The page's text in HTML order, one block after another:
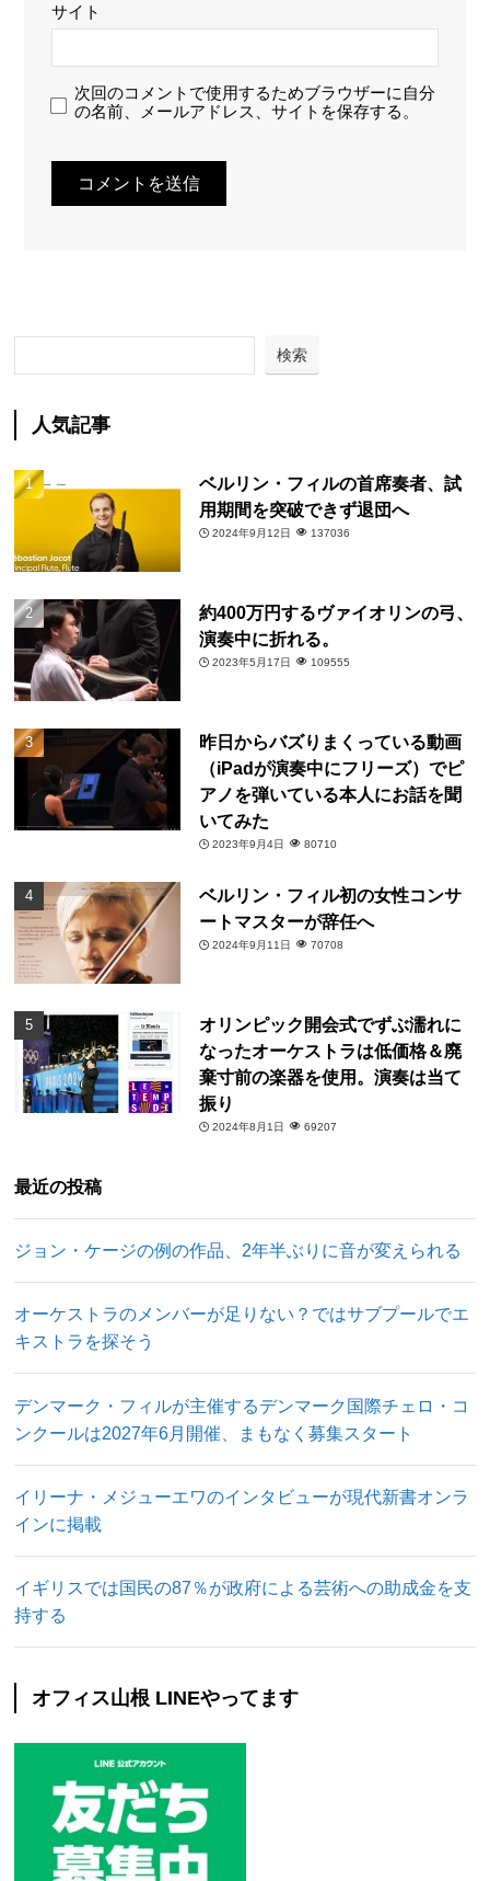
サイト
次回のコメントで使用するためブラウザーに自分
の名前、メールアドレス、サイトを保存する。
検索
人気記事
ベルリン・フィルの首席奏者、試
用期間を突破できず退団へ
2024年9月12日 137036
約400万円するヴァイオリンの弓、
演奏中に折れる。
2023年5月17日 109555
昨日からバズりまくっている動画
（iPadが演奏中にフリーズ）でピ
アノを弾いている本人にお話を聞
いてみた
2023年9月4日 80710
ベルリン・フィル初の女性コンサ
ートマスターが辞任へ
2024年9月11日 70708
オリンピック開会式でずぶ濡れに
なったオーケストラは低価格＆廃
棄寸前の楽器を使用。演奏は当て
振り
2024年8月1日 69207
最近の投稿
ジョン・ケージの例の作品、2年半ぶりに音が変えられる
オーケストラのメンバーが足りない？ではサブプールでエ
キストラを探そう
デンマーク・フィルが主催するデンマーク国際チェロ・コ
ンクールは2027年6月開催、まもなく募集スタート
イリーナ・メジューエワのインタビューが現代新書オンラ
インに掲載
イギリスでは国民の87％が政府による芸術への助成金を支
持する
オフィス山根 LINEやってます